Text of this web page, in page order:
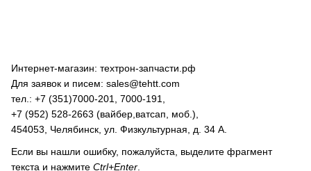
Интернет-магазин: техтрон-запчасти.рф
Для заявок и писем: sales@tehtt.com
тел.: +7 (351)7000-201, 7000-191,
+7 (952) 528-2663 (вайбер,ватсап, моб.),
454053, Челябинск, ул. Физкультурная, д. 34 А.
Если вы нашли ошибку, пожалуйста, выделите фрагмент
текста и нажмите Ctrl+Enter